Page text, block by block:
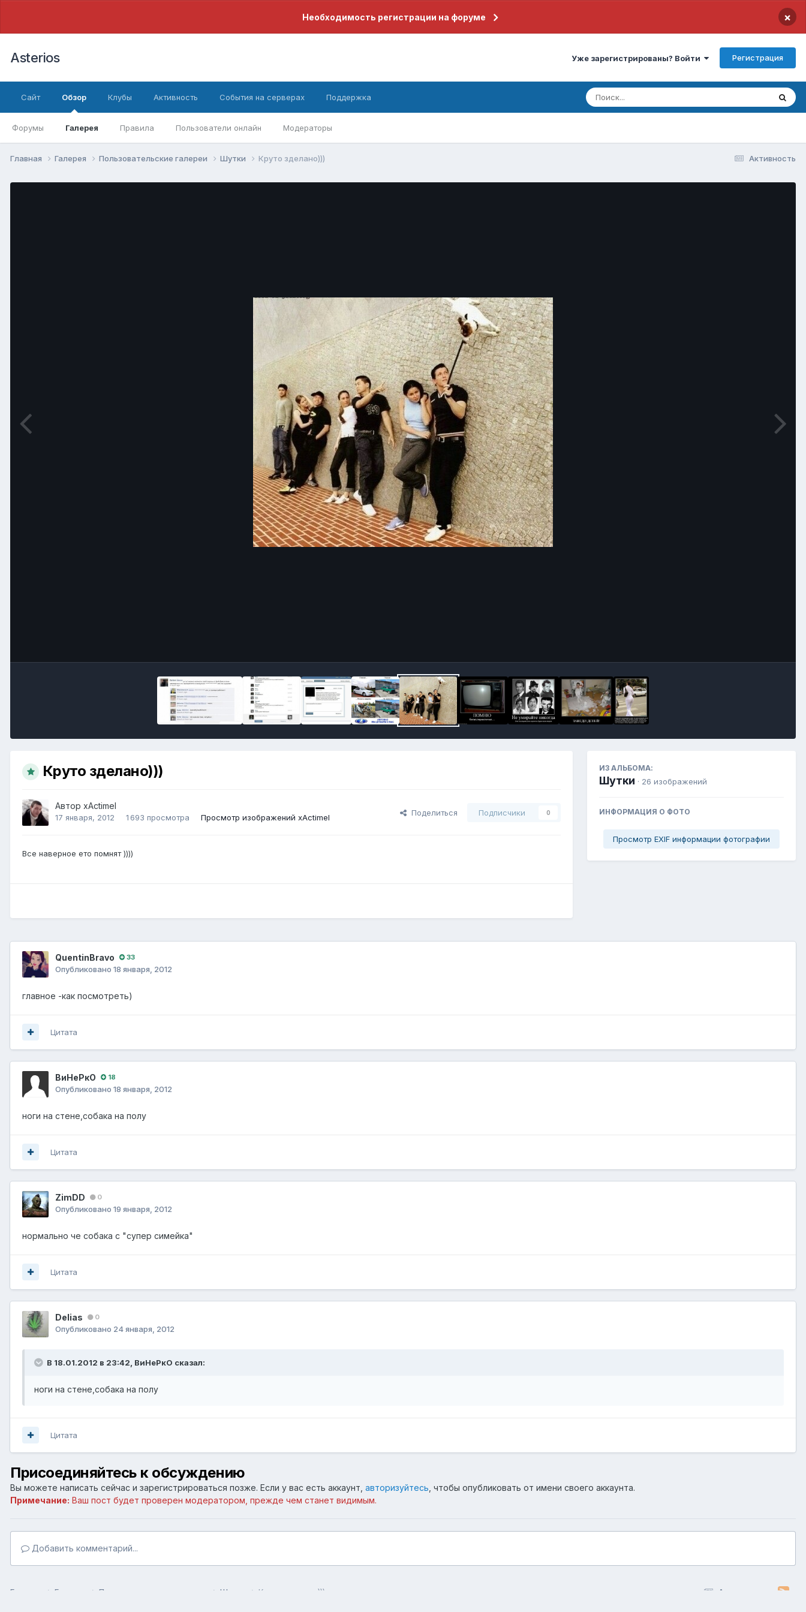
Необходимость регистрации на форуме ×
Asterios Уже зарегистрированы? Войти Регистрация
Сайт Обзор
Форумы Галерея Правила Пользователи онлайн Модераторы
Клубы Активность События на серверах Поддержка
Активность
Главная Галерея Пользовательские галереи Шутки Круто зделано)))
Круто зделано)))
Автор xActimel
17 января, 2012 1 693 просмотра Просмотр изображений xActimel
Поделиться Подписчики 0
Все наверное ето помнят ))))
ИЗ АЛЬБОМА:
Шутки · 26 изображений
ИНФОРМАЦИЯ О ФОТО
Просмотр EXIF информации фотографии
QuentinBravo 33
Опубликовано 18 января, 2012
главное -как посмотреть)
Цитата
ВиНеРкО 18
Опубликовано 18 января, 2012
ноги на стене,собака на полу
Цитата
ZimDD 0
Опубликовано 19 января, 2012
нормально че собака с "супер симейка"
Цитата
Delias 0
Опубликовано 24 января, 2012
В 18.01.2012 в 23:42, ВиНеРкО сказал:
ноги на стене,собака на полу
Цитата
Присоединяйтесь к обсуждению
Вы можете написать сейчас и зарегистрироваться позже. Если у вас есть аккаунт, авторизуйтесь , чтобы опубликовать от имени своего аккаунта.
Примечание: Ваш пост будет проверен модератором, прежде чем станет видимым.
Добавить комментарий...
Активность
Главная Галерея Пользовательские галереи Шутки Круто зделано)))